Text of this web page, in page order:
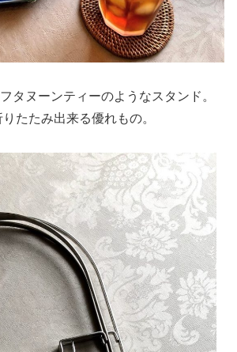
タヌーンティーのようなスタンド。
たたみ出来る優れもの。